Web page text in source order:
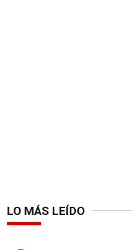
LO MÁS LEÍDO